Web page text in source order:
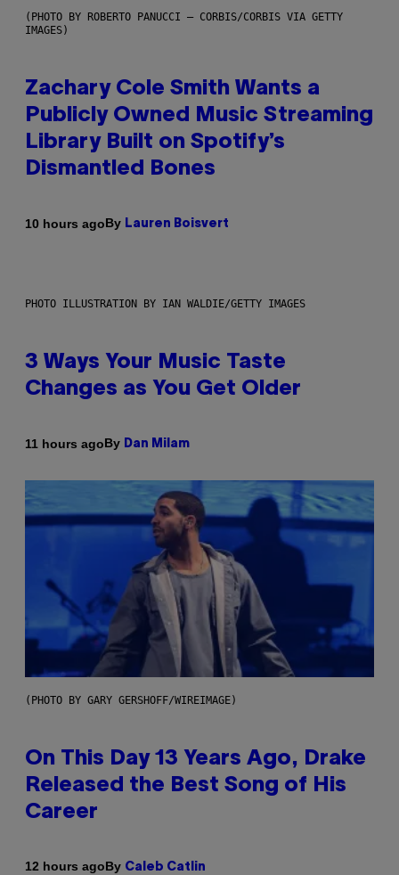
(PHOTO BY ROBERTO PANUCCI – CORBIS/CORBIS VIA GETTY
IMAGES)
Zachary Cole Smith Wants a
Publicly Owned Music Streaming
Library Built on Spotify’s
Dismantled Bones
10 hours agoBy Lauren Boisvert
PHOTO ILLUSTRATION BY IAN WALDIE/GETTY IMAGES
3 Ways Your Music Taste
Changes as You Get Older
11 hours agoBy Dan Milam
(PHOTO BY GARY GERSHOFF/WIREIMAGE)
On This Day 13 Years Ago, Drake
Released the Best Song of His
Career
12 hours agoBy Caleb Catlin